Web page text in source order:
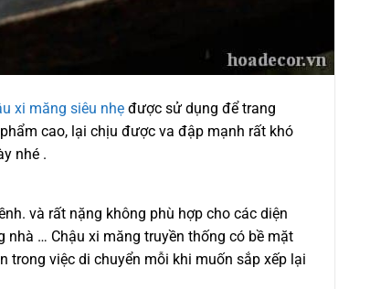
xi măng siêu nhẹ được sử dụng để trang
cao, lại chịu được va đập mạnh rất khó
nhé .
và rất nặng không phù hợp cho các diện
nhà … Chậu xi măng truyền thống có bề mặt
trong việc di chuyển mỗi khi muốn sắp xếp lại